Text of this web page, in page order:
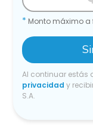
* Monto máximo
Al continuar estás
privacidad y
S.A.